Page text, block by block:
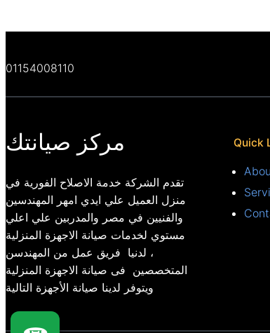
01154008110
مركز صيانتك
تقدم الشركة خدمة الاصلاح الفورية في
منزل العميل علي ايدي امهر المهندسين
والفنيين في مصر والمدربين علي اعلي
مستوي لخدمات صيانة الاجهزة المنزلية
، لدنيا فريق عمل من المهندسن
المتخصصين فى صيانة الاجهزة المنزلية
ويتوفر لدينا صيانة الأجهزة التالية
Quick